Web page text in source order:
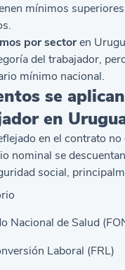
mínimos
por sectoren
del trabajador,
mínimo nacional.
se
en
en el contrato no
nominal se
social,
Nacional de Salud
Laboral (FRL)